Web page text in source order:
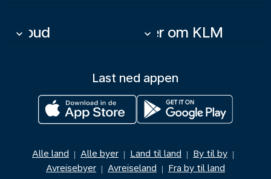
Tilbud
keyboard_arrow_down Mer om KLM
keyboard_arrow_down
Last ned appen
Alle land | Alle byer | Land til land | By til by |
Avreisebyer | Avreiseland | Fra by til land